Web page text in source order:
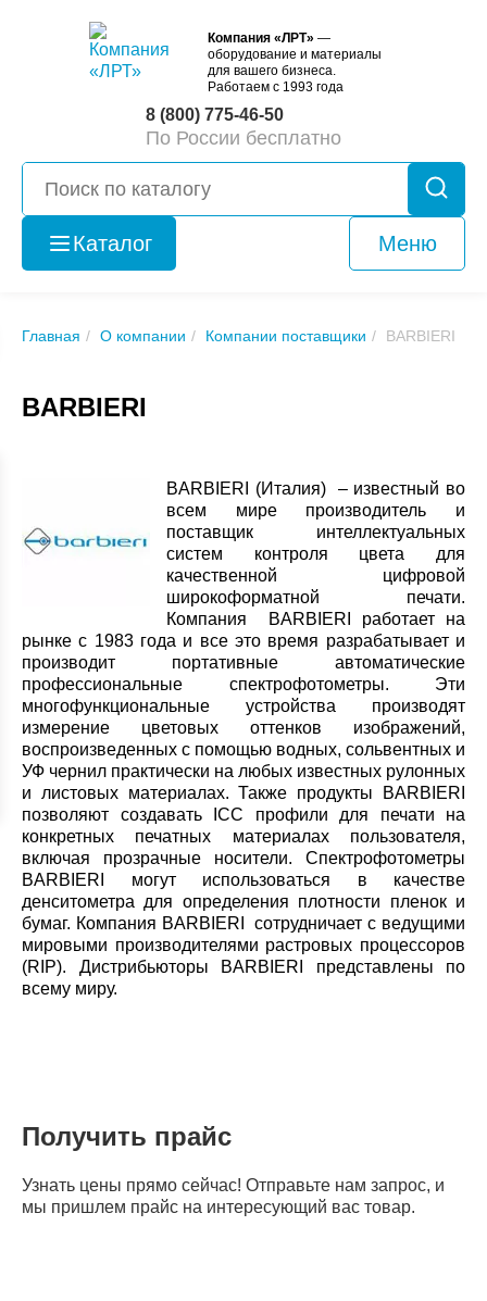
Компания «ЛРТ» —
оборудование и материалы
для вашего бизнеса.
Работаем с 1993 года
8 (800) 775-46-50
По России бесплатно
Каталог Меню
Оборудование
б/у
Главная О компании Компании поставщики BARBIERI
BARBIERI
BARBIERI (Италия) – известный во
всем мире производитель и
поставщик интеллектуальных
систем контроля цвета для
качественной цифровой
широкоформатной печати.
Компания BARBIERI работает на
рынке с 1983 года и все это время разрабатывает и
производит портативные автоматические
профессиональные спектрофотометры. Эти
многофункциональные устройства производят
измерение цветовых оттенков изображений,
воспроизведенных с помощью водных, сольвентных и
УФ чернил практически на любых известных рулонных
и листовых материалах. Также продукты BARBIERI
позволяют создавать ICC профили для печати на
конкретных печатных материалах пользователя,
включая прозрачные носители. Спектрофотометры
BARBIERI могут использоваться в качестве
денситометра для определения плотности пленок и
бумаг. Компания BARBIERI сотрудничает с ведущими
мировыми производителями растровых процессоров
(RIP). Дистрибьюторы BARBIERI представлены по
всему миру.
Получить прайс
Узнать цены прямо сейчас! Отправьте нам запрос, и
мы пришлем прайс на интересующий вас товар.